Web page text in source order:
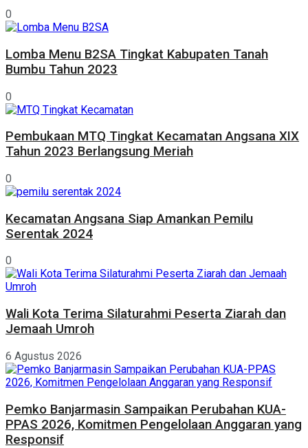
0
Lomba Menu B2SA Tingkat Kabupaten Tanah
Bumbu Tahun 2023
0
Pembukaan MTQ Tingkat Kecamatan Angsana XIX
Tahun 2023 Berlangsung Meriah
0
Kecamatan Angsana Siap Amankan Pemilu
Serentak 2024
0
Wali Kota Terima Silaturahmi Peserta Ziarah dan
Jemaah Umroh
6 Agustus 2026
Pemko Banjarmasin Sampaikan Perubahan KUA-
PPAS 2026, Komitmen Pengelolaan Anggaran yang
Responsif